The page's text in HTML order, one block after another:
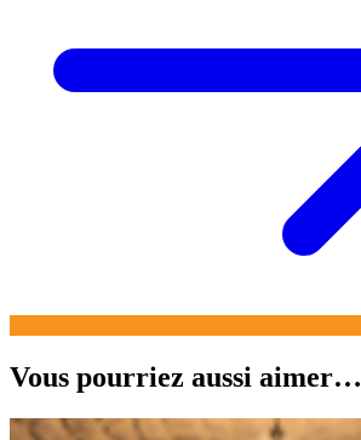
Vous pourriez aussi aimer…